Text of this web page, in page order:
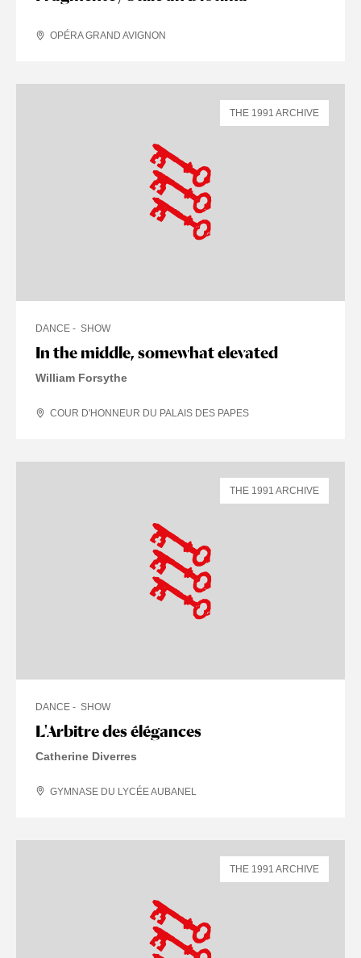
OPÉRA GRAND AVIGNON
In the middle, somewhat elevated
DANCE SHOW
William Forsythe
COUR D'HONNEUR DU PALAIS DES PAPES
THE 1991 ARCHIVE
L'Arbitre des élégances
DANCE SHOW
Catherine Diverres
GYMNASE DU LYCÉE AUBANEL
THE 1991 ARCHIVE
THE 1991 ARCHIVE